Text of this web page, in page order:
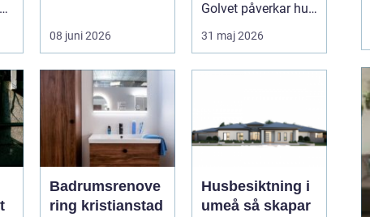
att byta ...
08 juni 2026
Golvet påverkar hur
rummet upplevs,
31 maj 2026
Badrumsrenove
ring kristianstad
Husbesiktning i
umeå så skapar